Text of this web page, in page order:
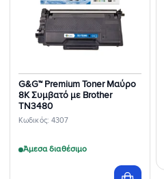
Επιθυμιών
Κωδικός: 4307
G&G™ Premium Toner Μαύρο
8K Συμβατό με Brother
TN3480
Άμεσα διαθέσιμο